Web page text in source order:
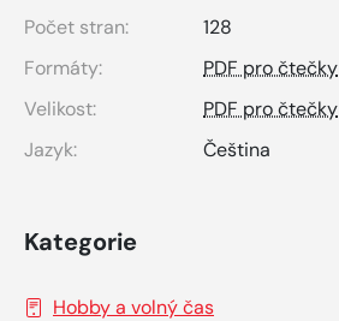
Počet stran:
128
Formáty:
PDF pro čtečky
Velikost:
PDF pro čtečky
Jazyk:
Čeština
Kategorie
Hobby a volný čas